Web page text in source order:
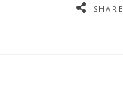
SHARE